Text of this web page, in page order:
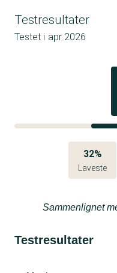
Testresultater
Testet i apr 2026
32%
Laveste
Sammenlignet
Testresultater